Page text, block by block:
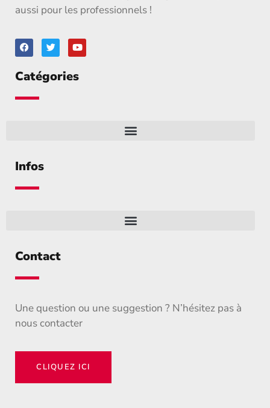
aussi pour les professionnels !
Catégories
Infos
Contact
Une question ou une suggestion ? N’hésitez pas à
nous contacter
CLIQUEZ ICI